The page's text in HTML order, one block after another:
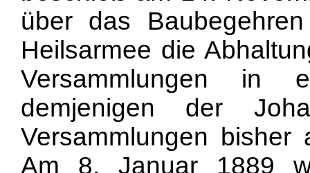
über das
Heilsarmee die
Versammlungen in
demjenigen der
Versammlungen bisher
Am 8. Januar 1889